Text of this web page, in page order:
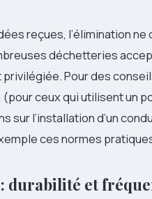
reçues, l’élimination
déchetteries
Pour des
(pour ceux qui utilisent un
sur l’installation d’un
ces normes
durabilité et